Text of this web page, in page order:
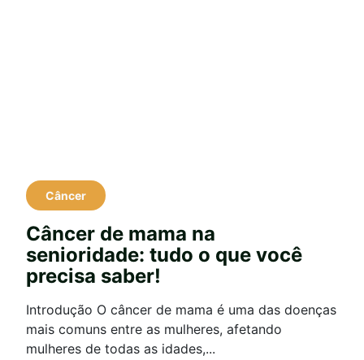
Câncer
Câncer de mama na
senioridade: tudo o que você
precisa saber!
Introdução O câncer de mama é uma das doenças
mais comuns entre as mulheres, afetando
mulheres de todas as idades,...